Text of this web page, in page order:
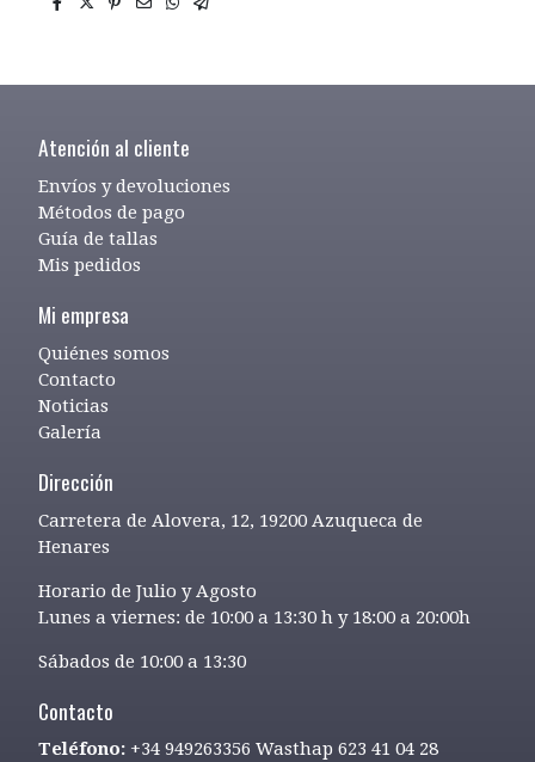
Atención al cliente
Envíos y devoluciones
Métodos de pago
Guía de tallas
Mis pedidos
Mi empresa
Quiénes somos
Contacto
Noticias
Galería
Dirección
Carretera de Alovera, 12, 19200 Azuqueca de
Henares
Horario de Julio y Agosto
Lunes a viernes: de 10:00 a 13:30 h y 18:00 a 20:00h
Sábados de 10:00 a 13:30
Contacto
Teléfono: +34 949263356 Wasthap 623 41 04 28